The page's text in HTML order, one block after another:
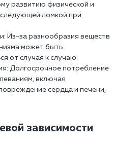
развитию физической и
ломкой при
Из-за разнообразия веществ
может быть
от случая к случаю.
Долгосрочное потребление
включая
повреждение сердца и печени,
зависимости